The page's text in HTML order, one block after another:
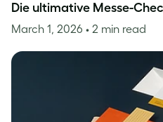
Die ultimative Messe-
March 1, 2026 • 2 min read